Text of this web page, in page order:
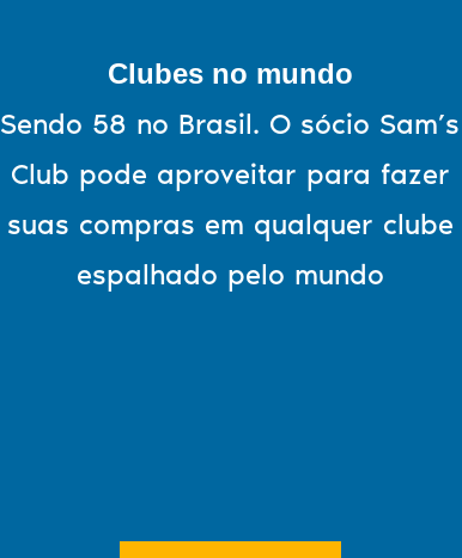
Clubes no mundo
Sendo 58 no Brasil. O sócio Sam’s
Club pode aproveitar para fazer
suas compras em qualquer clube
espalhado pelo mundo